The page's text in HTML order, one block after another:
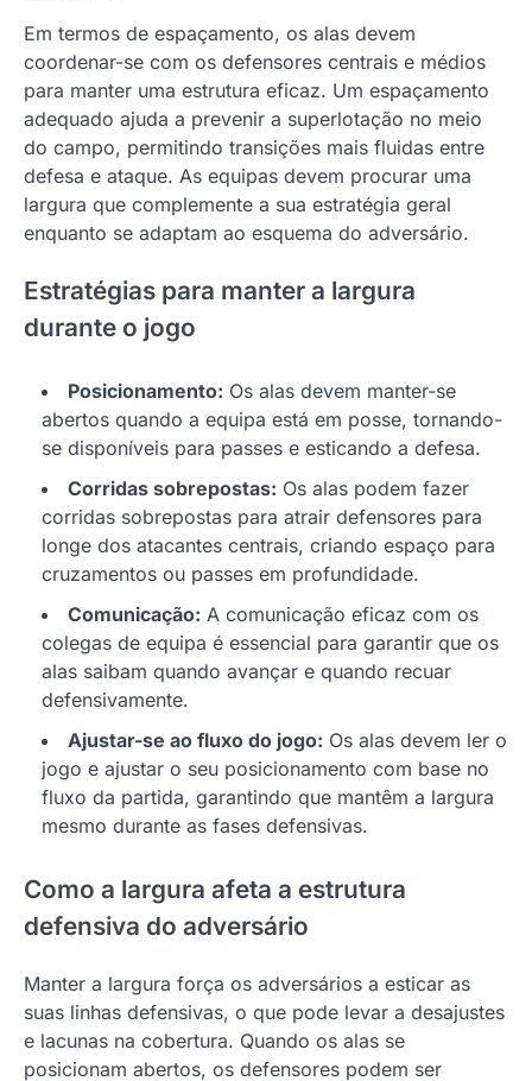
Em termos de espaçamento, os alas devem
coordenar-se com os defensores centrais e médios
para manter uma estrutura eficaz. Um espaçamento
adequado ajuda a prevenir a superlotação no meio
do campo, permitindo transições mais fluidas entre
defesa e ataque. As equipas devem procurar uma
largura que complemente a sua estratégia geral
enquanto se adaptam ao esquema do adversário.
Estratégias para manter a largura
durante o jogo
Posicionamento: Os alas devem manter-se
abertos quando a equipa está em posse, tornando-
se disponíveis para passes e esticando a defesa.
Corridas sobrepostas: Os alas podem fazer
corridas sobrepostas para atrair defensores para
longe dos atacantes centrais, criando espaço para
cruzamentos ou passes em profundidade.
Comunicação: A comunicação eficaz com os
colegas de equipa é essencial para garantir que os
alas saibam quando avançar e quando recuar
defensivamente.
Ajustar-se ao fluxo do jogo: Os alas devem ler o
jogo e ajustar o seu posicionamento com base no
fluxo da partida, garantindo que mantêm a largura
mesmo durante as fases defensivas.
Como a largura afeta a estrutura
defensiva do adversário
Manter a largura força os adversários a esticar as
suas linhas defensivas, o que pode levar a desajustes
e lacunas na cobertura. Quando os alas se
posicionam abertos, os defensores podem ser